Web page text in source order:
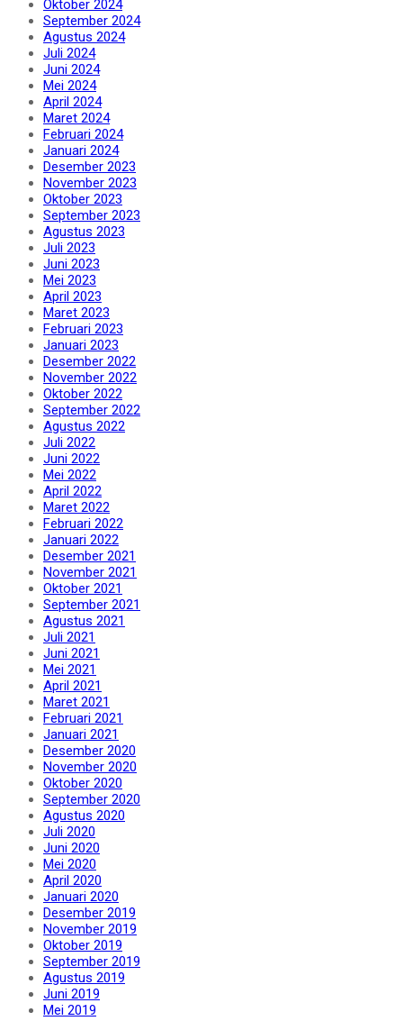
Oktober 2024
September 2024
Agustus 2024
Juli 2024
Juni 2024
Mei 2024
April 2024
Maret 2024
Februari 2024
Januari 2024
Desember 2023
November 2023
Oktober 2023
September 2023
Agustus 2023
Juli 2023
Juni 2023
Mei 2023
April 2023
Maret 2023
Februari 2023
Januari 2023
Desember 2022
November 2022
Oktober 2022
September 2022
Agustus 2022
Juli 2022
Juni 2022
Mei 2022
April 2022
Maret 2022
Februari 2022
Januari 2022
Desember 2021
November 2021
Oktober 2021
September 2021
Agustus 2021
Juli 2021
Juni 2021
Mei 2021
April 2021
Maret 2021
Februari 2021
Januari 2021
Desember 2020
November 2020
Oktober 2020
September 2020
Agustus 2020
Juli 2020
Juni 2020
Mei 2020
April 2020
Januari 2020
Desember 2019
November 2019
Oktober 2019
September 2019
Agustus 2019
Juni 2019
Mei 2019